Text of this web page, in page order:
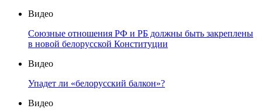
Видео
Союзные отношения РФ и РБ должны быть закреплены
в новой белорусской Конституции
Видео
Упадет ли «белорусский балкон»?
Видео